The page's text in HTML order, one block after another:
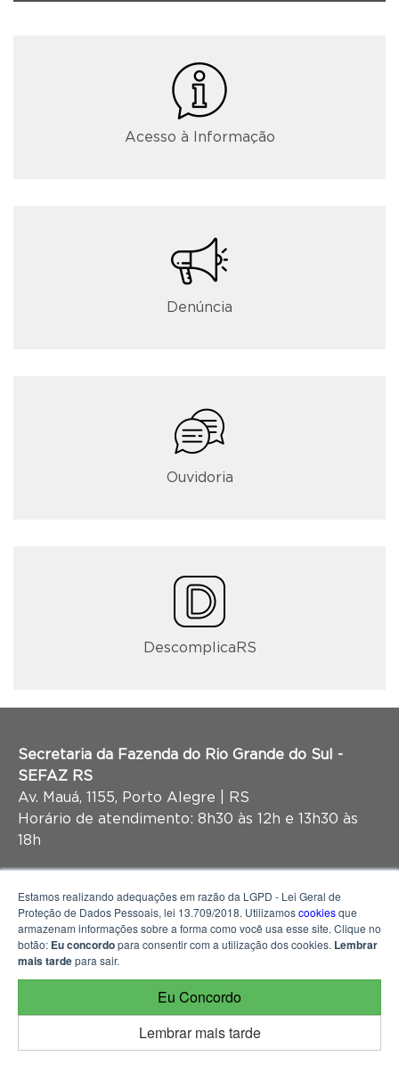
Acesso à Informação
Denúncia
Ouvidoria
DescomplicaRS
Secretaria da Fazenda do Rio Grande do Sul -
SEFAZ RS
Av. Mauá, 1155, Porto Alegre | RS
Horário de atendimento: 8h30 às 12h e 13h30 às
18h
Estamos realizando adequações em razão da LGPD - Lei Geral de
Proteção de Dados Pessoais, lei 13.709/2018. Utilizamoscookiesque
armazenam informações sobre a forma como você usa esse site. Clique no
botão: Eu concordopara consentir com a utilização dos cookies. Lembrar
mais tardepara sair.
Eu Concordo
Lembrar mais tarde